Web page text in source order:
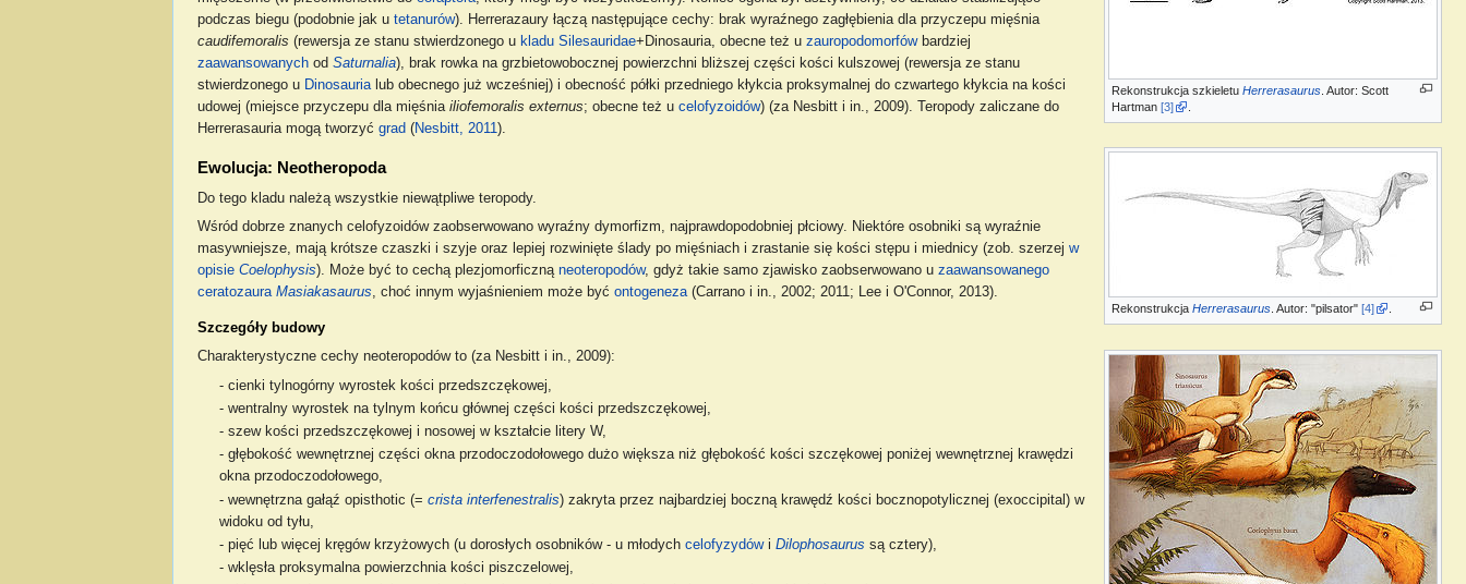
Rekonstrukcja szkieletuHerrerasaurus . Autor: Scott
Hartman[3]
RekonstrukcjaHerrerasaurus . Autor: "pilsator" [4]
podczas biegu (podobnie jak u tetanurów). Herrerazaury łączą następujące cechy: brak wyraźnego zagłębienia dla przyczepu mięśnia
caudifemoralis (rewersja ze stanu stwierdzonego u kladu Silesauridae+Dinosauria, obecne też u zauropodomorfówbardziej
zaawansowanychod Saturnalia), brak rowka na grzbietowobocznej powierzchni bliższej części kości kulszowej (rewersja ze stanu
stwierdzonego u Dinosaurialub obecnego już wcześniej) i obecność półki przedniego kłykcia proksymalnej do czwartego kłykcia na kości
udowej (miejsce przyczepu dla mięśnia iliofemoralis externus; obecne też u celofyzoidów) (za Nesbitt i in., 2009). Teropody zaliczane do
Herrerasauria mogą tworzyć grad (Nesbitt, 2011).
Ewolucja: Neotheropoda
Do tego kladu należą wszystkie niewątpliwe teropody.
Wśród dobrze znanych celofyzoidów zaobserwowano wyraźny dymorfizm, najprawdopodobniej płciowy. Niektóre osobniki są wyraźnie
masywniejsze, mają krótsze czaszki i szyje oraz lepiej rozwinięte ślady po mięśniach i zrastanie się kości stępu i miednicy (zob. szerzej w
opisie Coelophysis). Może być to cechą plezjomorficzną neoteropodów, gdyż takie samo zjawisko zaobserwowano u zaawansowanego
ceratozaura Masiakasaurus, choć innym wyjaśnieniem może być ontogeneza(Carrano i in., 2002; 2011; Lee i O'Connor, 2013).
Szczegóły budowy
Charakterystyczne cechy neoteropodów to (za Nesbitt i in., 2009):
- cienki tylnogórny wyrostek kości przedszczękowej,
- wentralny wyrostek na tylnym końcu głównej części kości przedszczękowej,
- szew kości przedszczękowej i nosowej w kształcie litery W,
- głębokość wewnętrznej części okna przodoczodołowego dużo większa niż głębokość kości szczękowej poniżej wewnętrznej krawędzi
okna przodoczodołowego,
- wewnętrzna gałąź opisthotic (=crista interfenestralis) zakryta przez najbardziej boczną krawędź kości bocznopotylicznej (exoccipital) w
widoku od tyłu,
- pięć lub więcej kręgów krzyżowych (u dorosłych osobników - u młodychcelofyzydówiDilophosaurus są cztery),
- wklęsła proksymalna powierzchnia kości piszczelowej,